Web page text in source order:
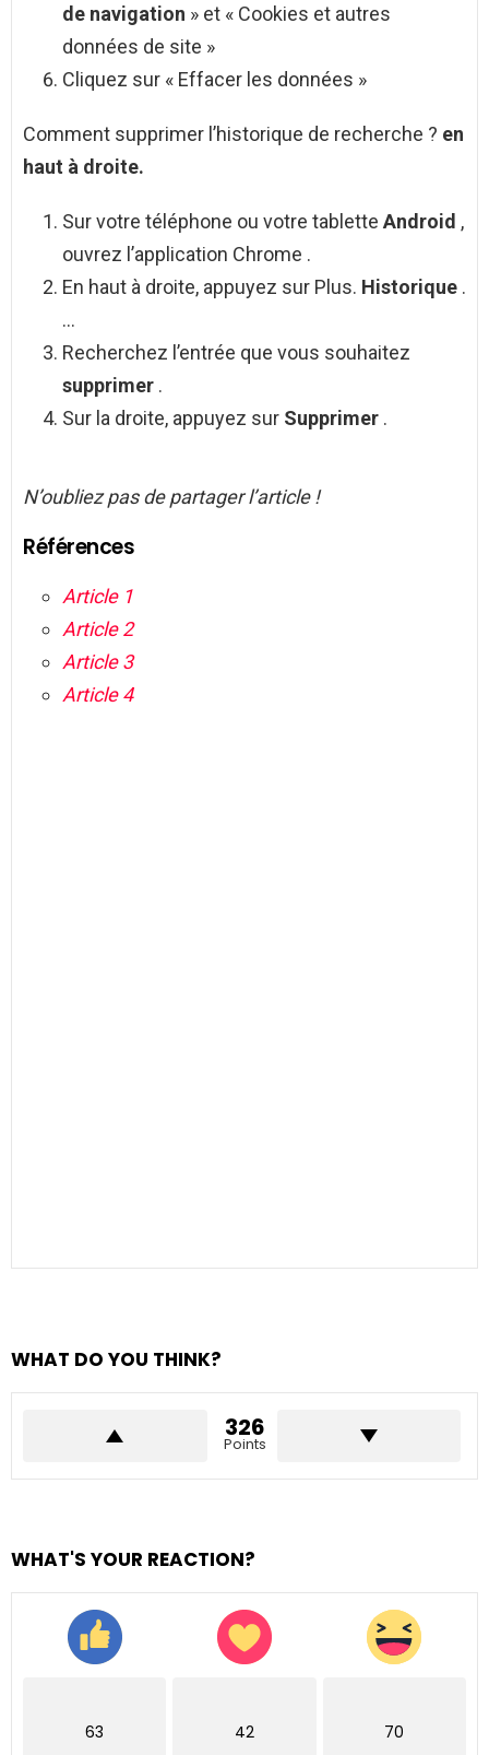
de navigation » et « Cookies et autres
données de site »
Cliquez sur « Effacer les données »
Comment supprimer l’historique de recherche ? en
haut à droite.
Sur votre téléphone ou votre tablette Android ,
ouvrez l’application Chrome .
En haut à droite, appuyez sur Plus. Historique .
…
Recherchez l’entrée que vous souhaitez
supprimer .
Sur la droite, appuyez sur Supprimer .
N’oubliez pas de partager l’article !
Références
Article 1
Article 2
Article 3
Article 4
WHAT DO YOU THINK?
326
Points
WHAT'S YOUR REACTION?
63 42 70